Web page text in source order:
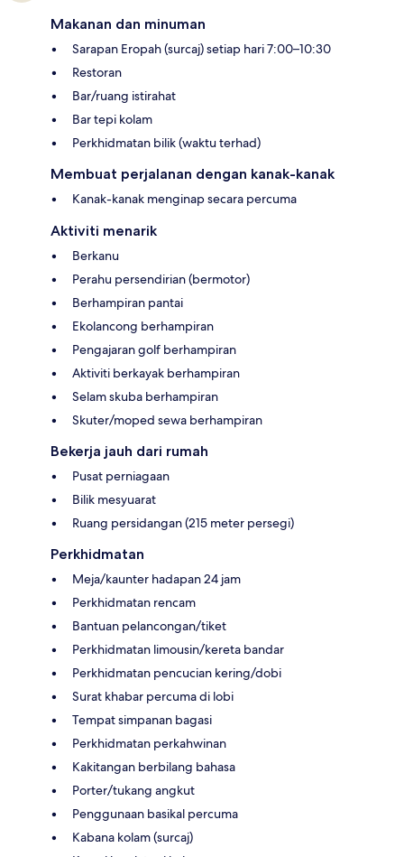
Makanan dan minuman
Sarapan Eropah (surcaj) setiap hari 7:00–10:30
Restoran
Bar/ruang istirahat
Bar tepi kolam
Perkhidmatan bilik (waktu terhad)
Membuat perjalanan dengan kanak-kanak
Kanak-kanak menginap secara percuma
Aktiviti menarik
Berkanu
Perahu persendirian (bermotor)
Berhampiran pantai
Ekolancong berhampiran
Pengajaran golf berhampiran
Aktiviti berkayak berhampiran
Selam skuba berhampiran
Skuter/moped sewa berhampiran
Bekerja jauh dari rumah
Pusat perniagaan
Bilik mesyuarat
Ruang persidangan (215 meter persegi)
Perkhidmatan
Meja/kaunter hadapan 24 jam
Perkhidmatan rencam
Bantuan pelancongan/tiket
Perkhidmatan limousin/kereta bandar
Perkhidmatan pencucian kering/dobi
Surat khabar percuma di lobi
Tempat simpanan bagasi
Perkhidmatan perkahwinan
Kakitangan berbilang bahasa
Porter/tukang angkut
Penggunaan basikal percuma
Kabana kolam (surcaj)